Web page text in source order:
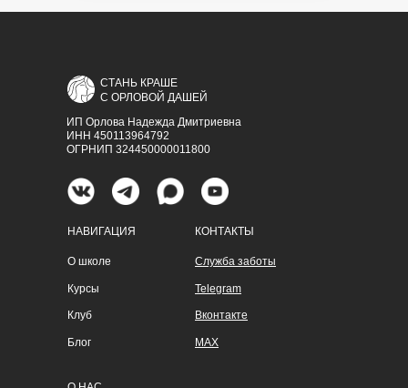
СТАНЬ КРАШЕ
С ОРЛОВОЙ ДАШЕЙ
НАВИГАЦИЯ
О школе
Курсы
Клуб
Блог
КОНТАКТЫ
Служба заботы
Telegram
MAX
Вконтакте
ИП Орлова Надежда Дмитриевна
ИНН 450113964792
ОГРНИП 324450000011800